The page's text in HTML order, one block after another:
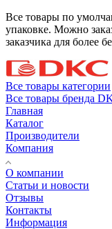
Все товары по
упаковке. Можно
заказчика для более
Все товары категории
Все товары бренда
Главная
Каталог
Производители
Компания
О компании
Статьи и новости
Отзывы
Контакты
Информация